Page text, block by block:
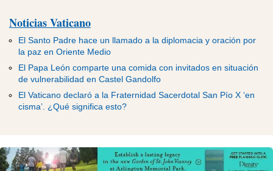
Noticias Vaticano
El Santo Padre hace un llamado a la diplomacia y oración por
la paz en Oriente Medio
El Papa León comparte una comida con invitados en situación
de vulnerabilidad en Castel Gandolfo
El Vaticano declaró a la Fraternidad Sacerdotal San Pío X ‘en
cisma’. ¿Qué significa esto?